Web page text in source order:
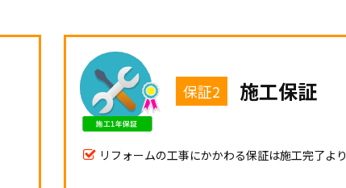
保証2 施工保証
リフォームの工事にかかわる保証は施工完了より